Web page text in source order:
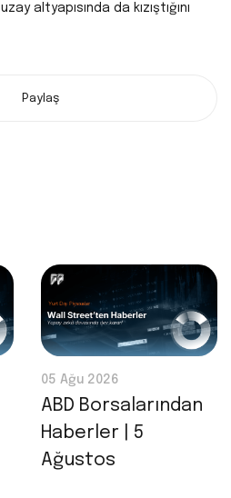
altyapısında da kızıştığını
Paylaş
05 Ağu 2026
ABD Borsalarından
Haberler | 5
Ağustos